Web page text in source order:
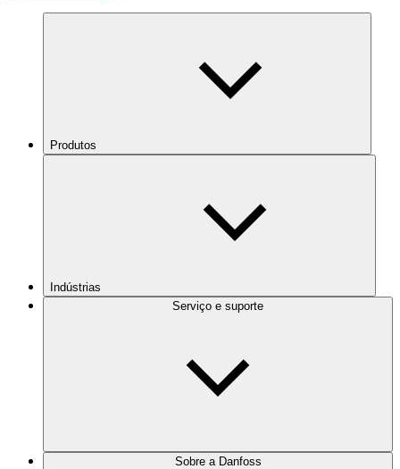
Produtos
Indústrias
Serviço e suporte
Sobre a Danfoss